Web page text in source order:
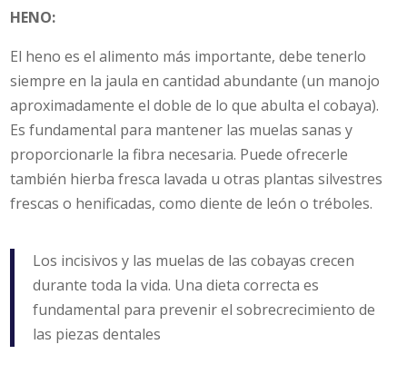
HENO:
El heno es el alimento más importante, debe tenerlo
siempre en la jaula en cantidad abundante (un manojo
aproximadamente el doble de lo que abulta el cobaya).
Es fundamental para mantener las muelas sanas y
proporcionarle la fibra necesaria. Puede ofrecerle
también hierba fresca lavada u otras plantas silvestres
frescas o henificadas, como diente de león o tréboles.
Los incisivos y las muelas de las cobayas crecen
durante toda la vida. Una dieta correcta es
fundamental para prevenir el sobrecrecimiento de
las piezas dentales